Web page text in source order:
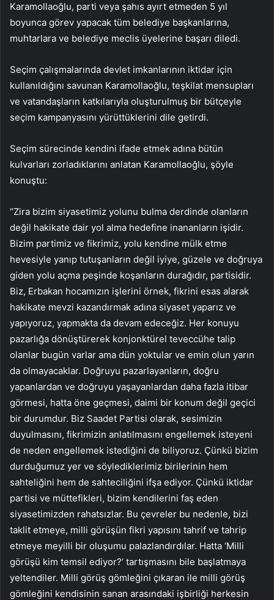
Karamollaoğlu, parti veya şahıs ayırt etmeden 5 yıl
boyunca görev yapacak tüm belediye başkanlarına,
muhtarlara ve belediye meclis üyelerine başarı diledi.
Seçim çalışmalarında devlet imkanlarının iktidar için
kullanıldığını savunan Karamollaoğlu, teşkilat mensupları
ve vatandaşların katkılarıyla oluşturulmuş bir bütçeyle
seçim kampanyasını yürüttüklerini dile getirdi.
Seçim sürecinde kendini ifade etmek adına bütün
kulvarları zorladıklarını anlatan Karamollaoğlu, şöyle
konuştu:
“Zira bizim siyasetimiz yolunu bulma derdinde olanların
değil hakikate dair yol alma hedefine inananların işidir.
Bizim partimiz ve fikrimiz, yolu kendine mülk etme
hevesiyle yanıp tutuşanların değil iyiye, güzele ve doğruya
giden yolu açma peşinde koşanların durağıdır, partisidir.
Biz, Erbakan hocamızın işlerini örnek, fikrini esas alarak
hakikate mevzi kazandırmak adına siyaset yaparız ve
yapıyoruz, yapmakta da devam edeceğiz. Her konuyu
pazarlığa dönüştürerek konjonktürel teveccühe talip
olanlar bugün varlar ama dün yoktular ve emin olun yarın
da olmayacaklar. Doğruyu pazarlayanların, doğru
yapanlardan ve doğruyu yaşayanlardan daha fazla itibar
görmesi, hatta öne geçmesi, daimi bir konum değil geçici
bir durumdur. Biz Saadet Partisi olarak, sesimizin
duyulmasını, fikrimizin anlatılmasını engellemek isteyeni
de neden engellemek istediğini de biliyoruz. Çünkü bizim
durduğumuz yer ve söylediklerimiz birilerinin hem
sahteliğini hem de sahteciliğini ifşa ediyor. Çünkü iktidar
partisi ve müttefikleri, bizim kendilerini faş eden
siyasetimizden rahatsızlar. Bu çevreler bu nedenle, bizi
taklit etmeye, milli görüşün fikri yapısını tahrif ve tahrip
etmeye meyilli bir oluşumu palazlandırdılar. Hatta ‘Milli
görüşü kim temsil ediyor?’ tartışmasını bile başlatmaya
yeltendiler. Milli görüş gömleğini çıkaran ile milli görüş
gömleğini kendisinin sanan arasındaki işbirliği herkesin